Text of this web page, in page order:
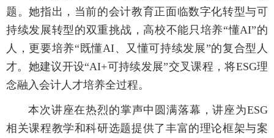
题。她指出，当前的会计教育正面临数字化转型与可
持续发展转型的双重挑战，高校不能只培养“懂AI”的
人，更要培养“既懂AI、又懂可持续发展”的复合型人
才。她建议开设“AI+可持续发展”交叉课程，将ESG理
念融入会计人才培养全过程。
本次讲座在热烈的掌声中圆满落幕，讲座为ESG
相关课程教学和科研选题提供了丰富的理论框架与案